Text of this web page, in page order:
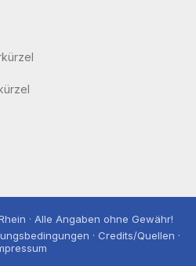
· Alle Angaben ohne Gewähr!
· Credits/Quellen ·